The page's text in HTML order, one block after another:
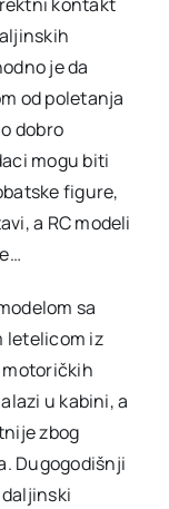
je da
od poletanja
dobro
mogu biti
figure,
a RC modeli
sa
letelicom iz
motoričkih
u kabini, a
zbog
Dugogodišnji